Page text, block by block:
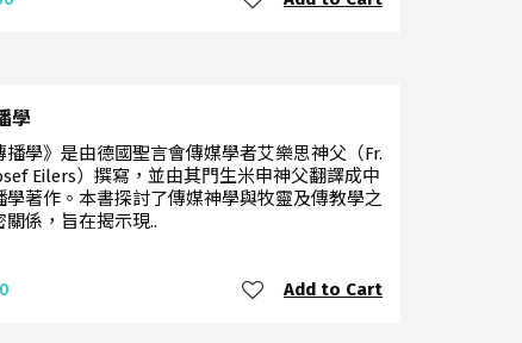
學
播學》是由德國聖言會傳媒學者艾樂思神父（Fr.
Eilers）撰寫，並由其門生米申神父翻譯成中
學著作。本書探討了傳媒神學與牧靈及傳教學之
關係，旨在揭示現..
Add to Cart